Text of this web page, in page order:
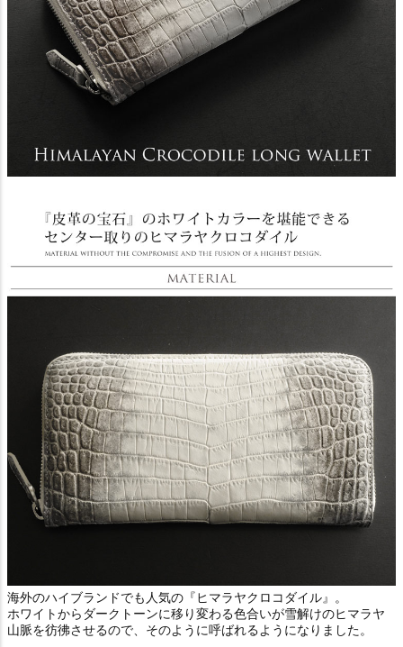
海外のハイブランドでも人気の『ヒマラヤクロコダイル』。
ホワイトからダークトーンに移り変わる色合いが雪解けのヒマラヤ
山脈を彷彿させるので、そのように呼ばれるようになりました。